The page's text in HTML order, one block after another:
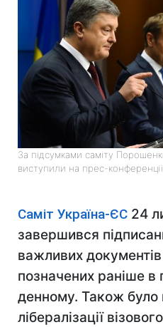
За підсумками саміту
виступили на прес-конференції
Саміт Україна-ЄС 24
завершився
важливих документів
позначених раніше в
денному. Також було
лібералізації